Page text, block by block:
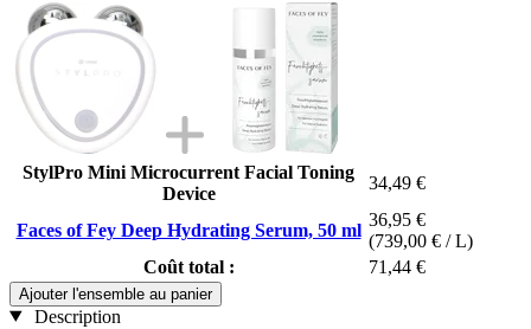
StylPro Mini Microcurrent Facial Toning
Device
34,49 €
Faces of Fey Deep Hydrating Serum, 50 ml
36,95 €
(739,00 € / L)
Coût total :
71,44 €
Ajouter l'ensemble au panier
Description